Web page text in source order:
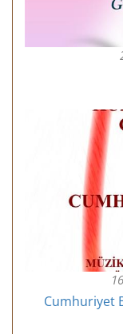
Cumhuriyet